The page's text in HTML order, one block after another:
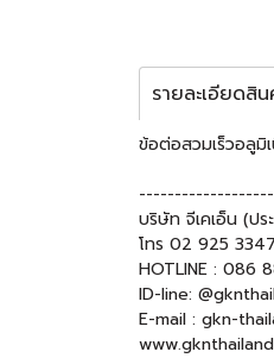
รายละเอียดสิน
ข้อต่อสวมเร็วอลูมิ
บริษัท จีเคเอ็น (ปร
โทร 02 925
HOTLINE : 086
ID-line:
E-mail : gkn-